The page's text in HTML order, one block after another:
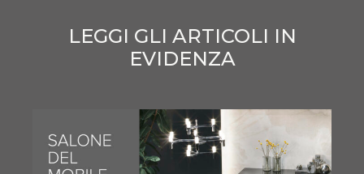
LEGGI GLI ARTICOLI IN
EVIDENZA